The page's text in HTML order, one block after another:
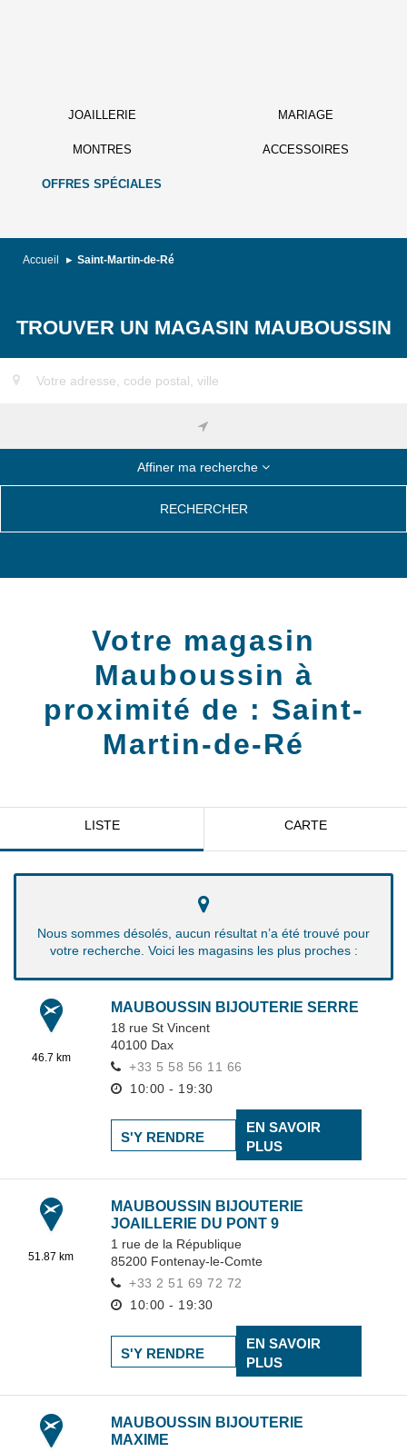
JOAILLERIE MARIAGE
MONTRES ACCESSOIRES
OFFRES SPÉCIALES
Accueil Saint-Martin-de-Ré
TROUVER UN MAGASIN MAUBOUSSIN
Affiner ma recherche
RECHERCHER
Votre magasin
Mauboussin à
proximité de : Saint-
Martin-de-Ré
LISTE CARTE
Nous sommes désolés, aucun résultat n’a été trouvé pour
votre recherche. Voici les magasins les plus proches :
46.7 km
MAUBOUSSIN BIJOUTERIE SERRE
18 rue St Vincent
40100 Dax
+33 5 58 56 11 66
10:00 - 19:30
EN SAVOIR
PLUS
S'Y RENDRE
51.87 km
MAUBOUSSIN BIJOUTERIE
JOAILLERIE DU PONT 9
1 rue de la République
85200 Fontenay-le-Comte
+33 2 51 69 72 72
10:00 - 19:30
EN SAVOIR
PLUS
S'Y RENDRE
MAUBOUSSIN BIJOUTERIE
MAXIME